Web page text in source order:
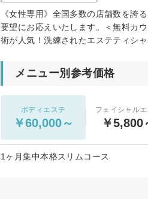
《女性専用》全国多数の店舗数を
要望にお応えいたします。＜無料カ
術が人気！洗練されたエステティシ
メニュー別参考価格
ボディエステ
￥60,000～
フェイシャル
￥5,800
1ヶ月集中本格スリムコース